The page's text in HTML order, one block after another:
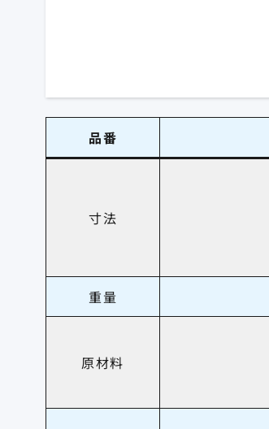
品番
寸法
重量
原材料